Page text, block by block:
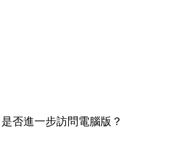
否進一步訪問電腦版？